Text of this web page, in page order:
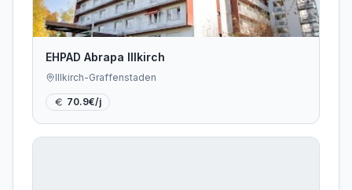
EHPAD Abrapa Illkirch
Illkirch-Graffenstaden
70.9€/j